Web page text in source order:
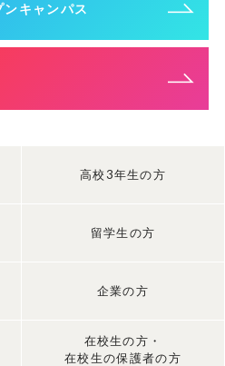
キャンパス
高校3年生の方
留学生の方
企業の方
在校生の方・
在校生の保護者の方